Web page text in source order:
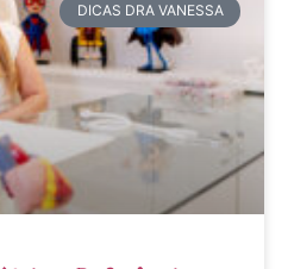
DICAS DRA VANESSA